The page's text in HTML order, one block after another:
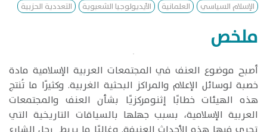
الإسلام السياسي
العلمانية الأيديولوجيا الشعبوية التعددية الحزبية
ملخص
أصبح موضوع العنف في المجتمعات العربية الإسلامية مادة
خصبة لوسائل الإعلام والمراكز البحثية الغربية. وكثيرًا ما تُنتج
هذه الهيئات خطابًا إثنومركزيًا بشأن العنف والمجتمعات
العربية الإسلامية، بسبب جهلها بالسياقات التاريخية التي